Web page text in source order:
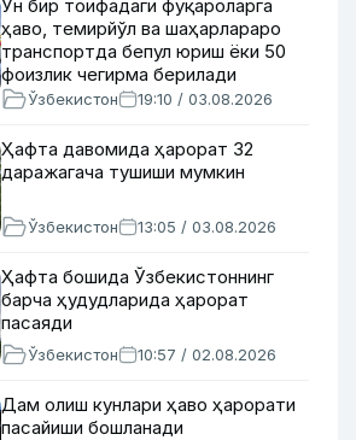
Ўн бир тоифадаги фуқароларга
ҳаво, темирйўл ва шаҳарлараро
транспортда бепул юриш ёки 50
фоизлик чегирма берилади
Ўзбекистон 19:10 / 03.08.2026
Ҳафта давомида ҳарорат 32
даражагача тушиши мумкин
Ўзбекистон 13:05 / 03.08.2026
Ҳафта бошида Ўзбекистоннинг
барча ҳудудларида ҳарорат
пасаяди
Ўзбекистон 10:57 / 02.08.2026
Дам олиш кунлари ҳаво ҳарорати
пасайиши бошланади